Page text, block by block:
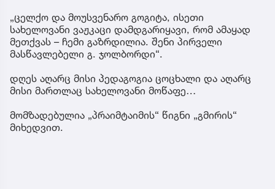
„ცელქო და მოუსვენარო გოგიტა, ისეთი
სახელოვანი ვაჟკაცი დამდგარიყავი, რომ ამაყად
მეთქვას – ჩემი გაზრდილია. შენი პირველი
მასწავლებელი გ. ჯოლბორდი“.
დღეს აღარც მისი პედაგოგია ცოცხალი და აღარც
მისი მართლაც სახელოვანი მოწაფე…
მომზადებულია „პრაიმტაიმის“ წიგნი „გმირის“
მიხედვით.